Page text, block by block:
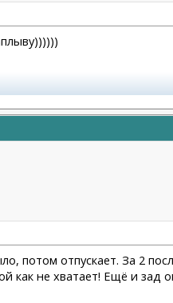
потом отпускает. За 2
как не хватает! Ещё и